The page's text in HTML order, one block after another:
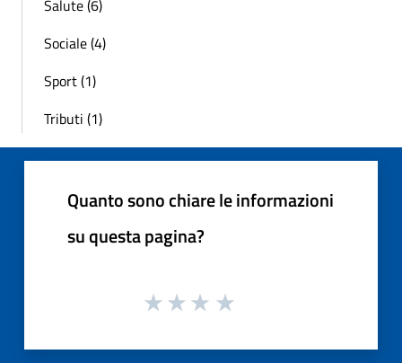
Salute (6)
Sociale (4)
Sport (1)
Tributi (1)
Quanto sono chiare le informazioni
su questa pagina?